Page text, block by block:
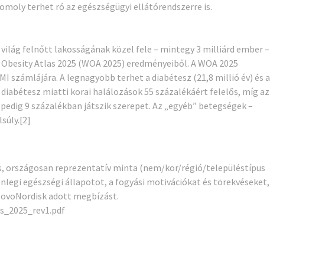
terhet ró az egészségügyi ellátórendszerre is.
felnőtt lakosságának közel fele – mintegy 3 milliárd ember –
Atlas 2025 (WOA 2025) eredményeiből. A WOA 2025
A legnagyobb terhet a diabétesz (21,8 millió év) és a
miatti korai halálozások 55 százalékáért felelős, míg az
9 százalékban játszik szerepet. Az „egyéb” betegségek –
[2]
országosan reprezentatív minta (nem/kor/régió/településtípus
egészségi állapotot, a fogyási motivációkat és törekvéseket,
adott megbízást.